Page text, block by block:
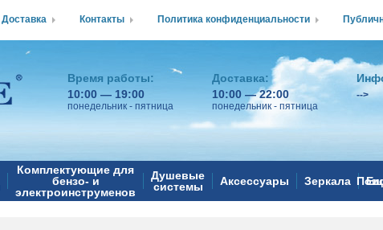
Время работы:
10:00 — 19:00
понедельник - пятница
Доставка:
10:00 — 22:00
понедельник - пятница
-->
Комплектующие для
бензо- и
электроинструменов
Душевые
системы
Аксессуары Зеркала
Доставка Контакты Политика конфиденциальности